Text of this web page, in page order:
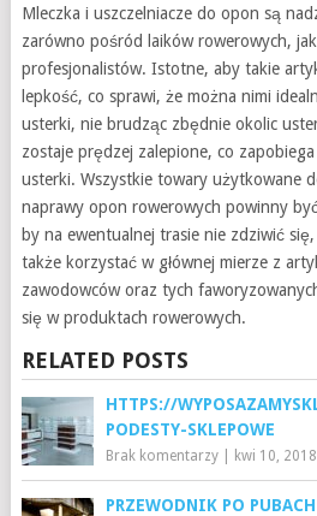
Mleczka i uszczelniacze do opon są
zarówno pośród laików rowerowych,
profesjonalistów. Istotne, aby takie
lepkość, co sprawi, że można nimi
usterki, nie brudząc zbędnie okolic
zostaje prędzej zalepione, co
usterki. Wszystkie towary użytkowane
naprawy opon rowerowych powinny
by na ewentualnej trasie nie zdziwić
także korzystać w głównej mierze z
zawodowców oraz tych
się w produktach rowerowych.
RELATED POSTS
HTTPS://
PODESTY-SKLEPOWE
Brak komentarzy| kwi 10, 2018
PRZEWODNIK PO